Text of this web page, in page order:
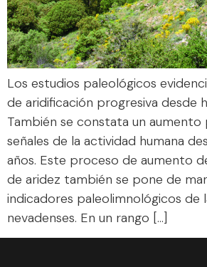
Los estudios paleológicos
de aridificación progresiva desde
También se constata un aumento
señales de la actividad humana
años. Este proceso de aumento
de aridez también se pone de
indicadores paleolimnológicos de
nevadenses. En un rango […]